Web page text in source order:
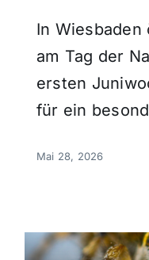
In Wiesbaden
am Tag der
ersten
für ein
Mai 28, 2026